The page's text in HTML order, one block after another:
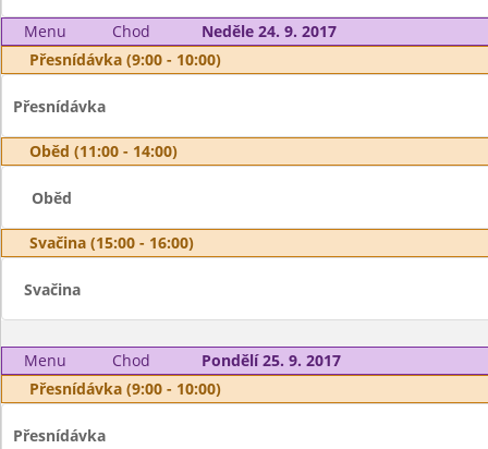
Menu Chod
Neděle 24. 9. 2017
Přesnídávka (9:00 - 10:00)
Přesnídávka
Oběd (11:00 - 14:00)
Oběd
Svačina (15:00 - 16:00)
Svačina
Menu Chod
Pondělí 25. 9. 2017
Přesnídávka (9:00 - 10:00)
Přesnídávka